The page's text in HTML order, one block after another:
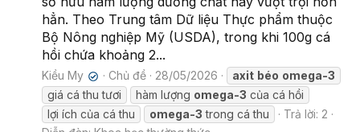
hẳn. Theo Trung tâm Dữ liệu Thực phẩm thuộc
Bộ Nông nghiệp Mỹ (USDA), trong khi 100g cá
hồi chứa khoảng 2...
Kiều My ✔ Chủ đề 28/05/2026 axit béo omega-3
giá cá thu tươi
hàm lượng omega-3 của cá hồi
lợi ích của cá thu
omega-3 trong cá thu
Trả lời: 2